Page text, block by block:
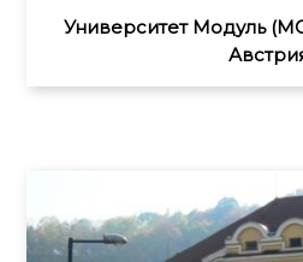
Университет Модуль